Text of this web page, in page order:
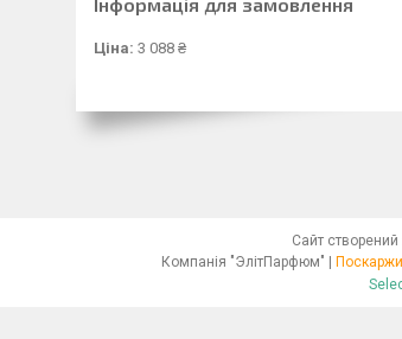
Ціна: 3 088 ₴
Сайт